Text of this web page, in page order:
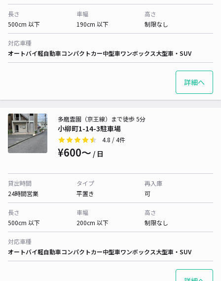
長さ
500cm 以下
車幅
190cm 以下
高さ
制限なし
対応車種
オートバイ軽自動車コンパクトカー中型車ワンボックス大型車・SUV
詳細へ
小柳町1-14-3駐車場
多磨霊園（京王線）まで徒歩 5分
4.8 / 4件
¥600〜 / 日
貸出時間
24時間営業
タイプ
平置き
再入庫
可
長さ
500cm 以下
車幅
200cm 以下
高さ
制限なし
対応車種
オートバイ軽自動車コンパクトカー中型車ワンボックス大型車・SUV